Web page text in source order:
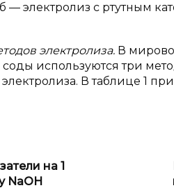
— электролиз с ртутным
электролиза. В
соды используются три
В таблице 1
на 1
NaOH